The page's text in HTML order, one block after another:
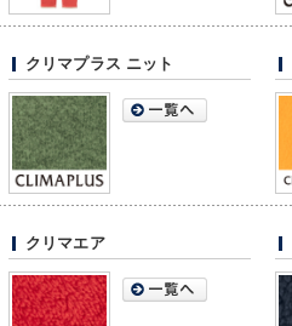
クリマプラス ニット
クリマエア